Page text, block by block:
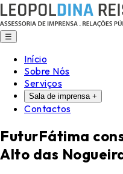
☰
Início
Sobre Nós
Serviços
Sala de imprensa +
Contactos
FuturFátima
Alto das